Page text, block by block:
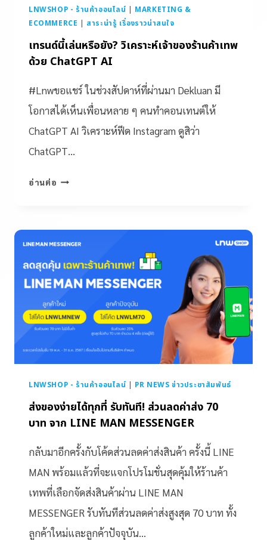
LNWSHOP - ร้านค้าออนไลน์ | MARKETING &
ECOMMERCE | สาระน่ารู้ เรื่องราวน่าสนใจ
เทรนด์นี้เล่นหรือยัง? วิเคราะห์เจ้าของร้านค้าเทพ
ด้วย ChatGPT AI
#Lnwขอแชร์ ในช่วงสัปดาห์ที่ผ่านมา Dekluan มี
โอกาสได้เห็นเพื่อนหลาย ๆ คนทำคอนเทนต์ให้
ChatGPT AI วิเคราะห์ฟีด Instagram ดูสิว่า
ChatGPT…
อ่านต่อ
LNWSHOP - ร้านค้าออนไลน์ | PR NEWS ข่าวประชาสัมพันธ์
ส่งของง่ายได้ทุกที่ รับทันที! ส่วนลดค่าส่ง 70
บาท จาก LINE MAN MESSENGER
กลับมาอีกครั้งกับโค้ดส่วนลดค่าส่งสินค้า ครั้งนี้ LINE
MAN พร้อมแล้วที่จะแจกโปรโมชั่นสุดคุ้มให้ร้านค้า
เทพที่เลือกจัดส่งสินค้าผ่าน LINE MAN
MESSENGER รับทันทีส่วนลดค่าส่งสูงสุด 70 บาท ทั้ง
ลูกค้าใหม่และลูกค้าปัจจุบัน…